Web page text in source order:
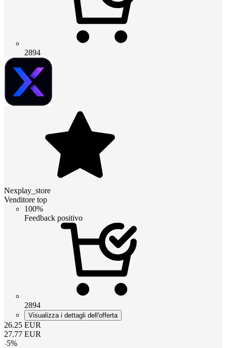
2894
Nexplay_store
Venditore top
100%
Feedback positivo
2894
Visualizza i dettagli dell'offerta
26.25 EUR
27.77 EUR
-5%